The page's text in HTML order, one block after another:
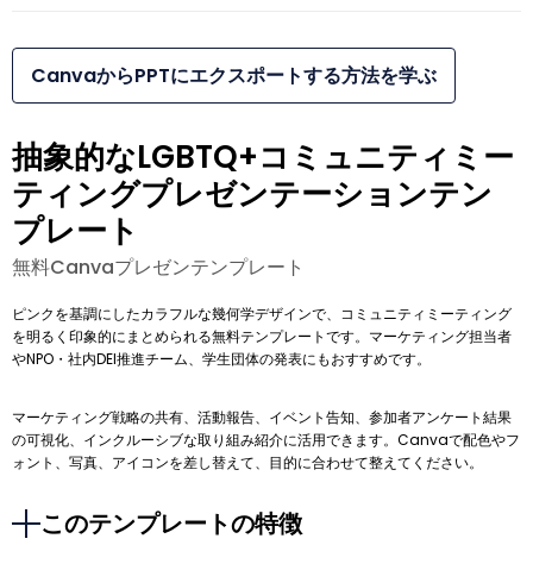
CanvaからPPTにエクスポートする方法を学ぶ
抽象的なLGBTQ+コミュニティミー
ティングプレゼンテーションテン
プレート
無料Canvaプレゼンテンプレート
ピンクを基調にしたカラフルな幾何学デザインで、コミュニティミーティング
を明るく印象的にまとめられる無料テンプレートです。マーケティング担当者
やNPO・社内DEI推進チーム、学生団体の発表にもおすすめです。
マーケティング戦略の共有、活動報告、イベント告知、参加者アンケート結果
の可視化、インクルーシブな取り組み紹介に活用できます。Canvaで配色やフ
ォント、写真、アイコンを差し替えて、目的に合わせて整えてください。
このテンプレートの特徴